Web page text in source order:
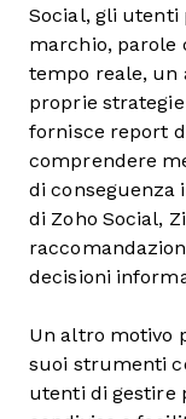
Social, gli utenti
marchio, parole
tempo reale, un
proprie
fornisce report
comprendere
di conseguenza
di Zoho Social,
decisioni
Un altro motivo
suoi strumenti
utenti di gestire